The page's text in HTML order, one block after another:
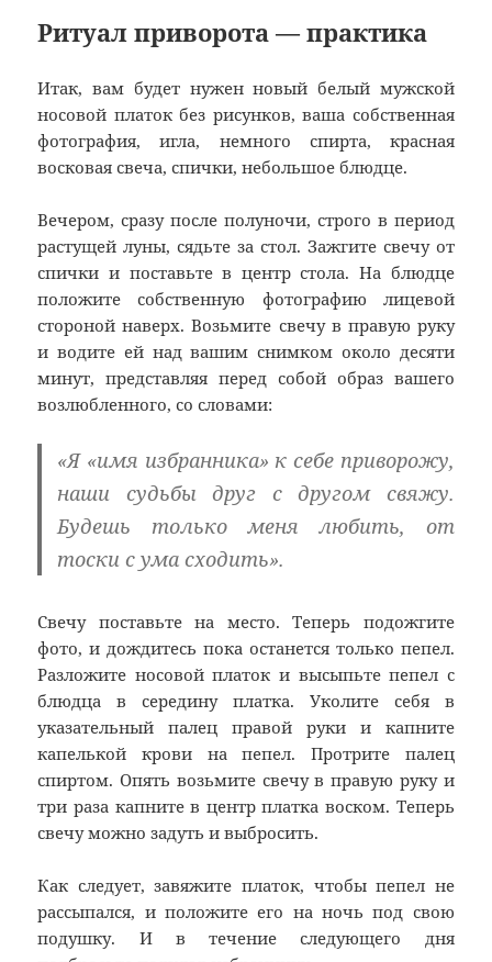
Ритуал приворота — практика
Итак, вам будет нужен новый белый мужской
носовой платок без рисунков, ваша собственная
фотография, игла, немного спирта, красная
восковая свеча, спички, небольшое блюдце.
Вечером, сразу после полуночи, строго в период
растущей луны, сядьте за стол. Зажгите свечу от
спички и поставьте в центр стола. На блюдце
положите собственную фотографию лицевой
стороной наверх. Возьмите свечу в правую руку
и водите ей над вашим снимком около десяти
минут, представляя перед собой образ вашего
возлюбленного, со словами:
«Я «имя избранника» к себе приворожу,
наши судьбы друг с другом свяжу.
Будешь только меня любить, от
тоски с ума сходить».
Свечу поставьте на место. Теперь подожгите
фото, и дождитесь пока останется только пепел.
Разложите носовой платок и высыпьте пепел с
блюдца в середину платка. Уколите себя в
указательный палец правой руки и капните
капелькой крови на пепел. Протрите палец
спиртом. Опять возьмите свечу в правую руку и
три раза капните в центр платка воском. Теперь
свечу можно задуть и выбросить.
Как следует, завяжите платок, чтобы пепел не
рассыпался, и положите его на ночь под свою
подушку. И в течение следующего дня